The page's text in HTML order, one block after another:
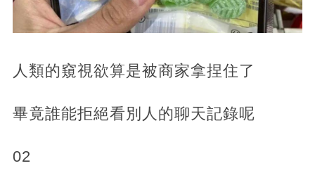
人類的窺視欲算是被商家拿捏住了
畢竟誰能拒絕看別人的聊天記錄呢
02